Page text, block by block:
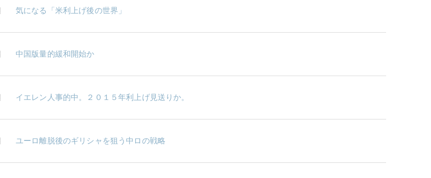
気になる「米利上げ後の世界」
中国版量的緩和開始か
イエレン人事的中。２０１５年利上げ見送りか。
ユーロ離脱後のギリシャを狙う中ロの戦略